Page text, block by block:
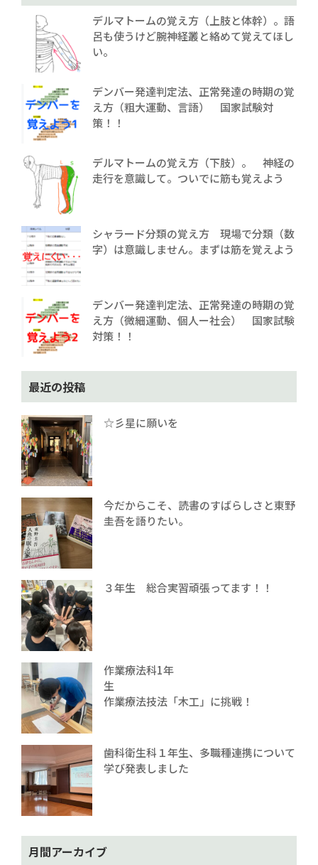
デルマトームの覚え方（上肢と体幹）。語
呂も使うけど腕神経叢と絡めて覚えてほし
い。
デンバー発達判定法、正常発達の時期の覚
え方（粗大運動、言語） 国家試験対
策！！
デルマトームの覚え方（下肢）。 神経の
走行を意識して。ついでに筋も覚えよう
シャラード分類の覚え方 現場で分類（数
字）は意識しません。まずは筋を覚えよう
デンバー発達判定法、正常発達の時期の覚
え方（微細運動、個人ー社会） 国家試験
対策！！
最近の投稿
☆彡星に願いを
今だからこそ、読書のすばらしさと東野
圭吾を語りたい。
３年生 総合実習頑張ってます！！
作業療法科1年
生
作業療法技法「木工」に挑戦！
歯科衛生科１年生、多職種連携について
学び発表しました
月間アーカイブ